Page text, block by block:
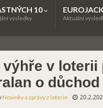
10
výsledky Aktuální
výhře v
o důchod
Novinky a zprávy z loterie